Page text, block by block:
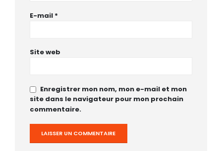
E-mail *
Site web
Enregistrer mon nom, mon e-mail et mon
site dans le navigateur pour mon prochain
commentaire.